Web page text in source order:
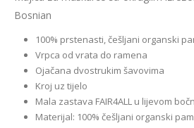
Bosnian
100% prstenasti, češljani organski
Vrpca od vrata do ramena
Ojačana dvostrukim šavovima
Kroj uz tijelo
Mala zastava FAIR4ALL u lijevom
Materijal: 100% češljani organski